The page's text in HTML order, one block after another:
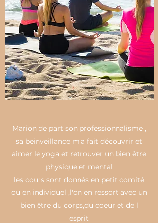
Marion de part son professionnalisme ,
sa beinveillance m'a fait découvrir et
aimer le yoga et retrouver un bien être
physique et mental
les cours sont donnés en petit comité
ou en individuel ,l'on en ressort avec un
bien être du corps,du coeur et de l
esprit